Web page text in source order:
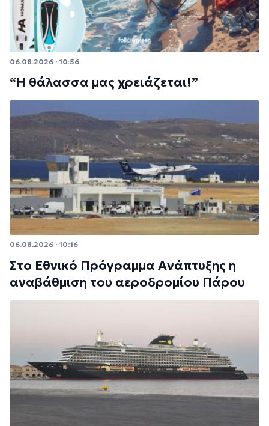
06.08.2026 · 10:56
“Η θάλασσα μας χρειάζεται!”
06.08.2026 · 10:16
Στο Εθνικό Πρόγραμμα Ανάπτυξης η
αναβάθμιση του αεροδρομίου Πάρου